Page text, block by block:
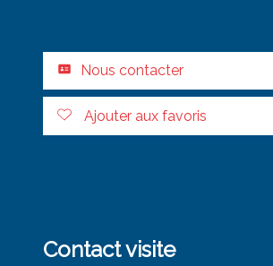
Nous contacter
Ajouter aux favoris
Contact visite